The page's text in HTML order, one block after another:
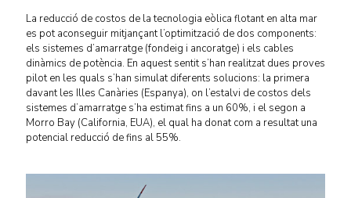
La reducció de costos de la tecnologia eòlica flotant en alta mar
es pot aconseguir mitjançant l’optimització de dos components:
els sistemes d’amarratge (fondeig i ancoratge) i els cables
dinàmics de potència. En aquest sentit s’han realitzat dues proves
pilot en les quals s’han simulat diferents solucions: la primera
davant les Illes Canàries (Espanya), on l’estalvi de costos dels
sistemes d’amarratge s’ha estimat fins a un 60%, i el segon a
Morro Bay (California, EUA), el qual ha donat com a resultat una
potencial reducció de fins al 55%.